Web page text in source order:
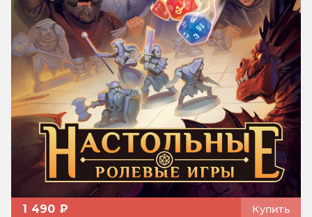
1 490 ₽ Купить